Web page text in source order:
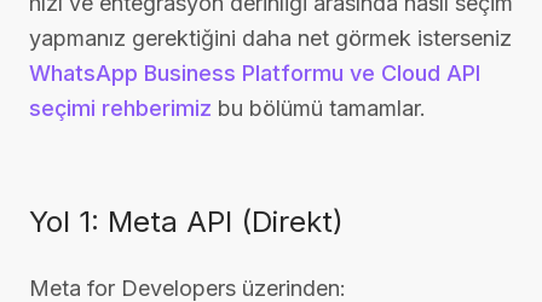
yapmanız gerektiğini daha net görmek isterseniz
WhatsApp Business Platformu ve Cloud API
seçimi rehberimiz bu bölümü tamamlar.
Yol 1: Meta API (Direkt)
Meta for Developers üzerinden: